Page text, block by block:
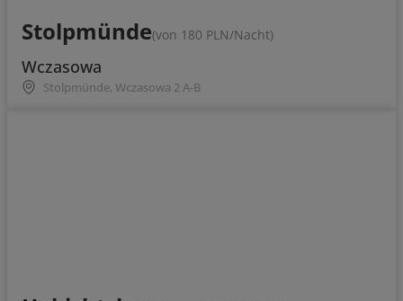
Stolpmünde(von 180 PLN/Nacht)
Wczasowa
Stolpmünde, Wczasowa 2 A-B